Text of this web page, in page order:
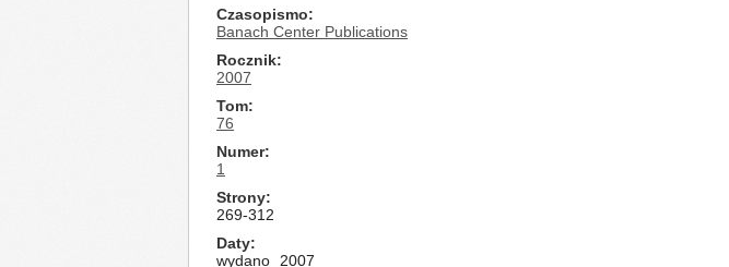
Czasopismo
Banach Center Publications
Rocznik
2007
Tom
76
Numer
1
Strony
269-312
Daty
wydano
2007